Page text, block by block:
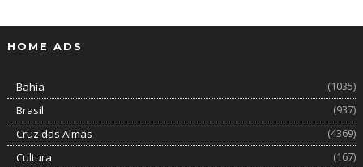
HOME ADS
Bahia
(1035)
Brasil
(937)
Cruz das Almas
(4369)
Cultura
(167)